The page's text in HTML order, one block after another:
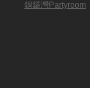
銅鑼灣Partyroom